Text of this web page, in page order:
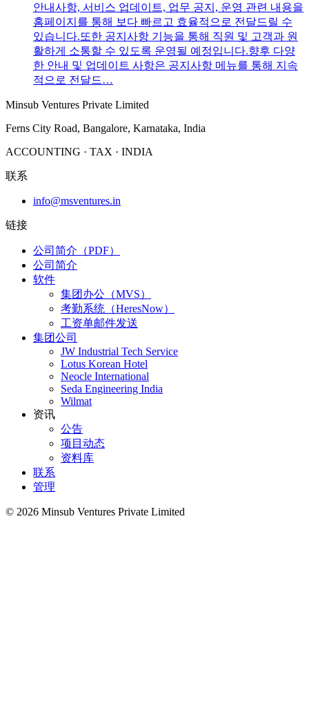
안내사항, 서비스 업데이트, 업무 공지, 운영 관련 내용을
홈페이지를 통해 보다 빠르고 효율적으로 전달드릴 수
있습니다.또한 공지사항 기능을 통해 직원 및 고객과 원
활하게 소통할 수 있도록 운영될 예정입니다.향후 다양
한 안내 및 업데이트 사항은 공지사항 메뉴를 통해 지속
적으로 전달드…
Minsub Ventures Private Limited
Ferns City Road, Bangalore, Karnataka, India
ACCOUNTING · TAX · INDIA
联系
info@msventures.in
链接
公司简介（PDF）
公司简介
软件
集团办公（MVS）
考勤系统（HeresNow）
工资单邮件发送
集团公司
JW Industrial Tech Service
Lotus Korean Hotel
Neocle International
Seda Engineering India
Wilmat
资讯
公告
项目动态
资料库
联系
管理
© 2026 Minsub Ventures Private Limited